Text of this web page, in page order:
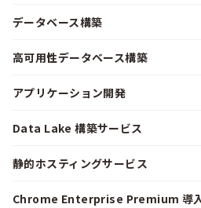
データベース構築
高可用性データベース構築
アプリケーション開発
Data Lake 構築サービス
静的ホスティングサービス
Chrome Enterprise Premium 導